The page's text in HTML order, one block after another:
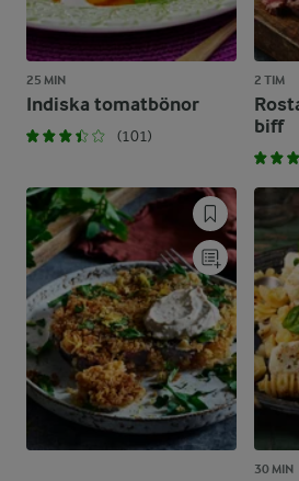
25 MIN
Indiska tomatbönor
(101)
2 TIM
biff
30 MIN